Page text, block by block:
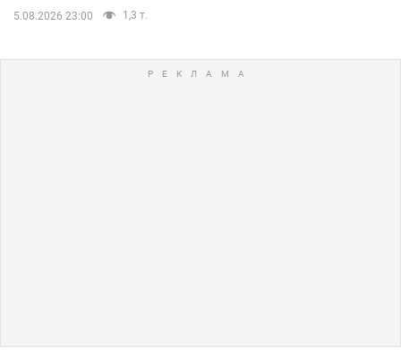
5.08.2026 23:00 1,3 т.